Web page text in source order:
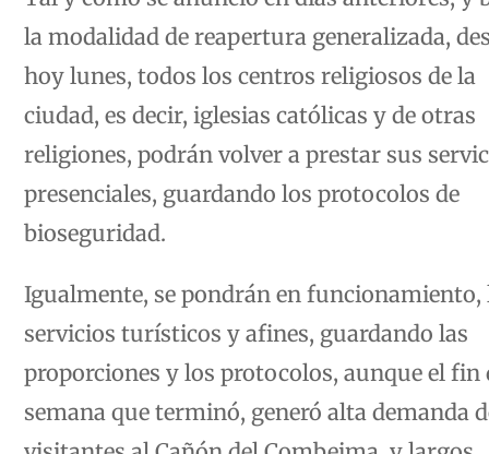
la modalidad de reapertura generalizada,
hoy lunes, todos los centros religiosos de la
ciudad, es decir, iglesias católicas y de otras
religiones, podrán volver a prestar sus
presenciales, guardando los protocolos de
bioseguridad.
Igualmente, se pondrán en funcionamiento,
servicios turísticos y afines, guardando las
proporciones y los protocolos, aunque el fin
semana que terminó, generó alta demanda
visitantes al Cañón del Combeima, y largos